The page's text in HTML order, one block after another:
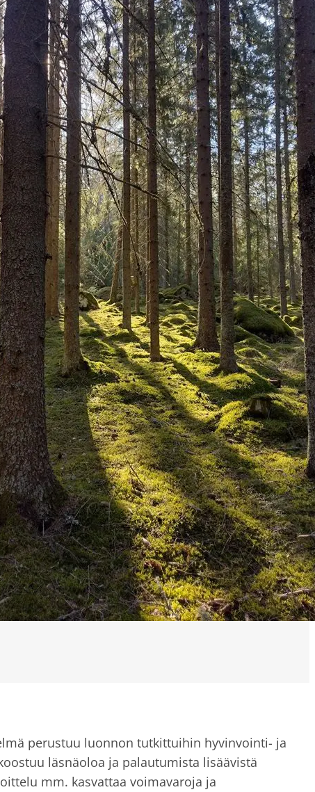
perustuu luonnon tutkittuihin hyvinvointi- ja
läsnäoloa ja palautumista lisäävistä
mm. kasvattaa voimavaroja ja